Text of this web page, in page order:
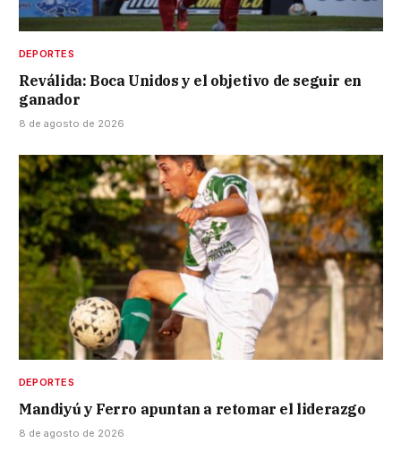
DEPORTES
Reválida: Boca Unidos y el objetivo de seguir en
ganador
8 de agosto de 2026
DEPORTES
Mandiyú y Ferro apuntan a retomar el liderazgo
8 de agosto de 2026